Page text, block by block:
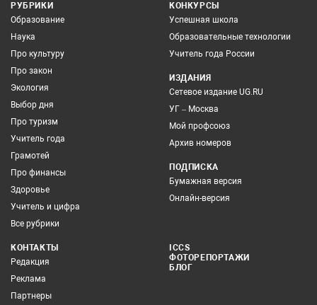
РУБРИКИ
Образование
Наука
Про культуру
Про закон
Экология
Выбор дня
Про туризм
Учитель года
Грамотей
Про финансы
Здоровье
Учитель и цифра
Все рубрики
КОНКУРСЫ
Успешная школа
Образовательные технологии
Учитель года России
ИЗДАНИЯ
Сетевое издание UG.RU
УГ – Москва
Мой профсоюз
Архив номеров
ПОДПИСКА
Бумажная версия
Онлайн-версия
КОНТАКТЫ
Редакция
Реклама
Партнеры
ICCS
ФОТОРЕПОРТАЖИ
БЛОГ